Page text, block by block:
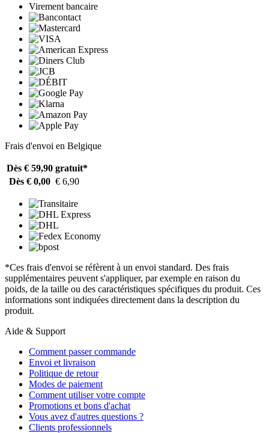
Virement bancaire
Frais d'envoi en Belgique
Dès € 59,90 gratuit*
Dès € 0,00 € 6,90
*Ces frais d'envoi se réfèrent à un envoi standard. Des frais
supplémentaires peuvent s'appliquer, par exemple en raison du
poids, de la taille ou des caractéristiques spécifiques du produit. Ces
informations sont indiquées directement dans la description du
produit.
Aide & Support
Comment passer commande
Envoi et livraison
Politique de retour
Modes de paiement
Comment utiliser votre compte
Promotions et bons d'achat
Vous avez d'autres questions ?
Clients professionnels